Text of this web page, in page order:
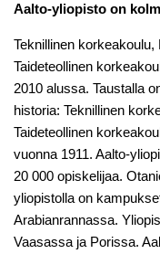
Aalto-yliopisto on
Teknillinen
Taideteollinen
2010 alussa. Taustalla
historia: Teknillinen
Taideteollinen
vuonna 1911. Aalto-
20 000 opiskelijaa.
yliopistolla on
Arabianrannassa.
Vaasassa ja Porissa.